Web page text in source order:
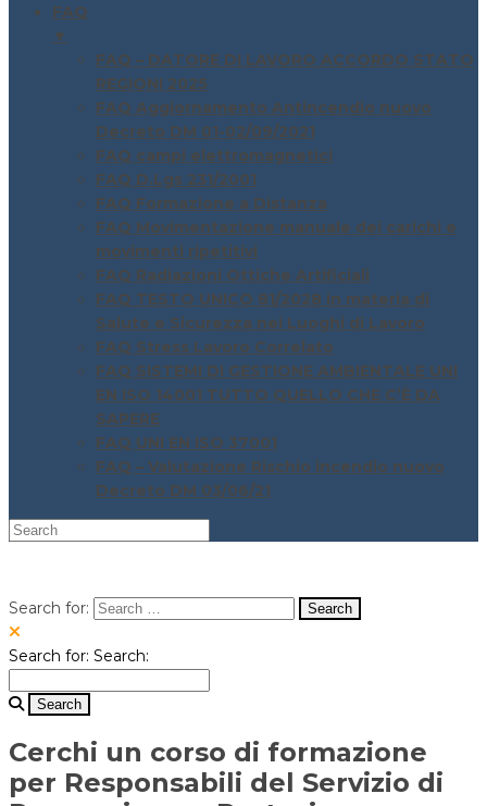
FAQ
▼
FAQ – DATORE DI LAVORO ACCORDO STATO
REGIONI 2025
FAQ Aggiornamento Antincendio nuovo
Decreto DM 01-02/09/2021
FAQ campi elettromagnetici
FAQ D.Lgs 231/2001
FAQ Formazione a Distanza
FAQ Movimentazione manuale dei carichi e
movimenti ripetitivi
FAQ Radiazioni Ottiche Artificiali
FAQ TESTO UNICO 81/2028 in materia di
Salute e Sicurezza nei Luoghi di Lavoro
FAQ Stress Lavoro Correlato
FAQ SISTEMI DI GESTIONE AMBIENTALE UNI
EN ISO 14001 TUTTO QUELLO CHE C’È DA
SAPERE
FAQ UNI EN ISO 37001
FAQ – Valutazione Rischio incendio nuovo
Decreto DM 03/06/21
Search for:
Search for: Search:
Cerchi un corso di formazione
per Responsabili del Servizio di